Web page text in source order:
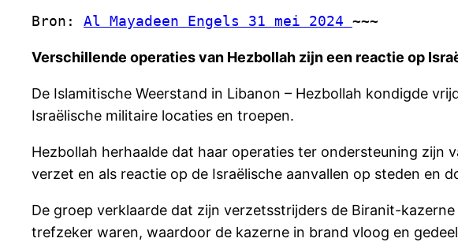
Bron: Al Mayadeen Engels 31 mei 2024 ~~~
Verschillende operaties van Hezbollah zijn een reactie op
De Islamitische Weerstand in Libanon – Hezbollah kondigde
Israëlische militaire locaties en troepen.
Hezbollah herhaalde dat haar operaties ter ondersteuning zijn
verzet en als reactie op de Israëlische aanvallen op steden en
De groep verklaarde dat zijn verzetsstrijders de Biranit-
trefzeker waren, waardoor de kazerne in brand vloog en